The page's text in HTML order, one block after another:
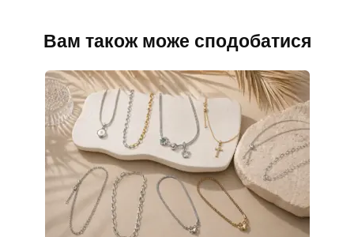
Вам також може сподобатися